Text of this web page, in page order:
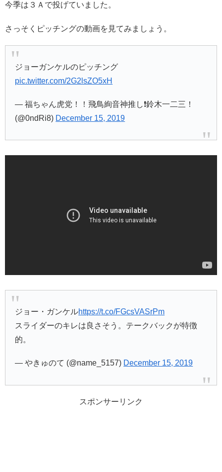
今季は３Ａで投げていました。
さっそくピッチングの動画を見てみましょう。
ジョーガンケルのピッチング
pic.twitter.com/2G2lsZO5xH
— 福ちゃん虎党！！飛鳥絢音神推し❗️鈴木一二三！
(@0ndRi8) December 15, 2019
ジョー・ガンケルhttps://t.co/FGcsVASrPm
スライダーのキレは良さそう。テークバックが特徴
的。
— やきゅのて (@name_5157) December 15, 2019
スポンサーリンク